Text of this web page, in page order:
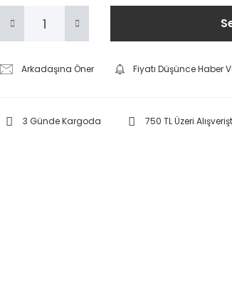
Arkadaşına Öner Fiyatı Düşünce Haber
3 Günde Kargoda 750 TL Üzeri